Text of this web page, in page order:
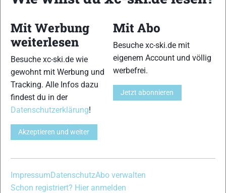
35 36
37
Mit Werbung
weiterlesen
Besuche xc-ski.de wie
gewohnt mit Werbung und
Tracking. Alle Infos dazu
findest du in der
Datenschutzerklärung!
Akzeptieren und weiter
Mit Abo
Besuche xc-ski.de mit
eigenem Account und völlig
werbefrei.
Jetzt abonnieren
ImpressumDatenschutzAbo verwalten
Schon registriert? Hier anmelden